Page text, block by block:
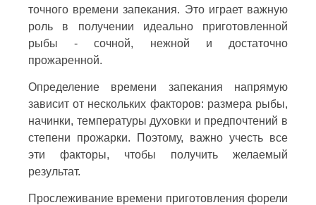
точного времени запекания. Это играет важную
роль в получении идеально приготовленной
рыбы - сочной, нежной и достаточно
прожаренной.
Определение времени запекания напрямую
зависит от нескольких факторов: размера рыбы,
начинки, температуры духовки и предпочтений в
степени прожарки. Поэтому, важно учесть все
эти факторы, чтобы получить желаемый
результат.
Прослеживание времени приготовления форели